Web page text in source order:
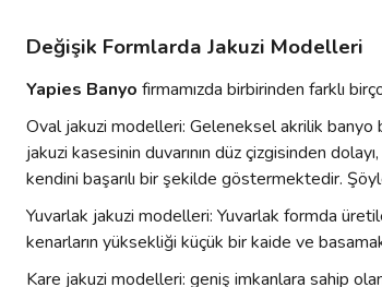
Değişik Formlarda Jakuzi Modelleri
Yapies Banyo firmamızda birbirinden farklı
Oval jakuzi modelleri: Geleneksel akrilik banyo
jakuzi kasesinin duvarının düz çizgisinden
kendini başarılı bir şekilde göstermektedir.
Yuvarlak jakuzi modelleri: Yuvarlak formda
kenarların yüksekliği küçük bir kaide ve
Kare jakuzi modelleri: geniş imkanlara sahip